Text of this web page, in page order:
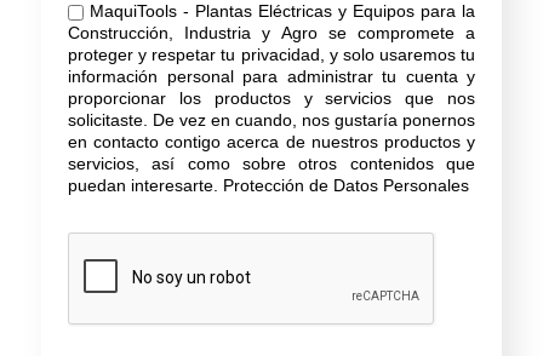
MaquiTools - Plantas Eléctricas y Equipos para la
Construcción, Industria y Agro se compromete a
proteger y respetar tu privacidad, y solo usaremos tu
información personal para administrar tu cuenta y
proporcionar los productos y servicios que nos
solicitaste. De vez en cuando, nos gustaría ponernos
en contacto contigo acerca de nuestros productos y
servicios, así como sobre otros contenidos que
puedan interesarte. Protección de Datos Personales